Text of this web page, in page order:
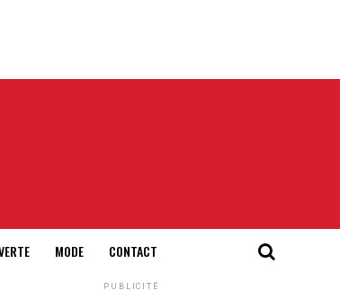
MODE CONTACT
PUBLICITÉ